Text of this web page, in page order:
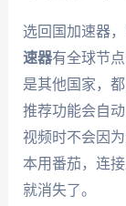
选回国加速器
速器有全球节
是其他国家，
推荐功能会自
视频时不会因
本用番茄，连
就消失了。